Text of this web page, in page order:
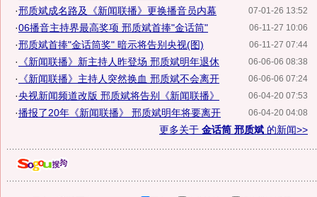
07-01-26 13:52
·邢质斌成名路及《新闻联播》更换播音员内幕
06-11-27 10:06
·06播音主持界最高奖项 邢质斌首捧"金话筒"
06-11-27 07:44
·邢质斌首捧"金话筒奖" 暗示将告别央视(图)
06-06-06 08:38
· 《新闻联播》新主持人昨登场 邢质斌明年退休
06-06-06 07:24
· 《新闻联播》主持人突然换血 邢质斌不会离开
06-04-20 07:53
·央视新闻频道改版 邢质斌将告别《新闻联播》
06-04-20 04:08
·播报了20年《新闻联播》 邢质斌明年将要离开
更多关于 金话筒 邢质斌 的新闻>>